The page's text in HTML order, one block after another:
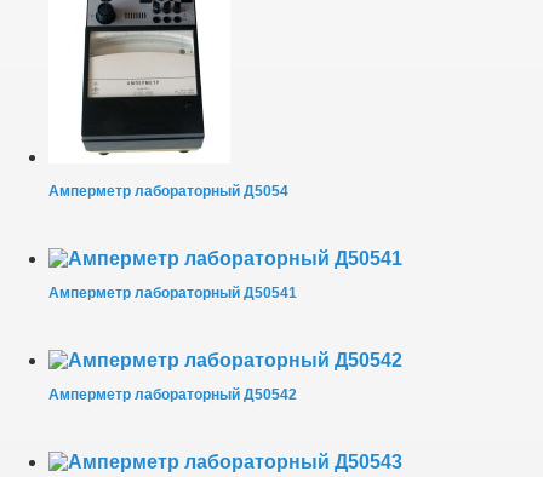
Амперметр лабораторный Д5054
Амперметр лабораторный Д50541
Амперметр лабораторный Д50542